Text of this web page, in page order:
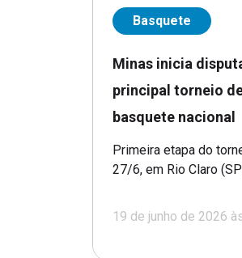
Basquete
Minas inicia
principal torneio
basquete nacional
Primeira etapa do
27/6, em Rio Claro
19 de junho de 2026